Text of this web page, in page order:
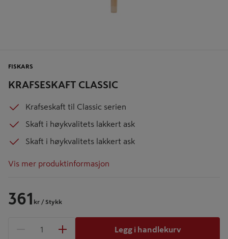
KRAFSESKAFT CLASSIC
FISKARS
Krafseskaft til Classic serien
Skaft i høykvalitets lakkert ask
Skaft i høykvalitets lakkert ask
Vis mer produktinformasjon
361 kr / Stykk
1 produkter
Legg i handlekurv